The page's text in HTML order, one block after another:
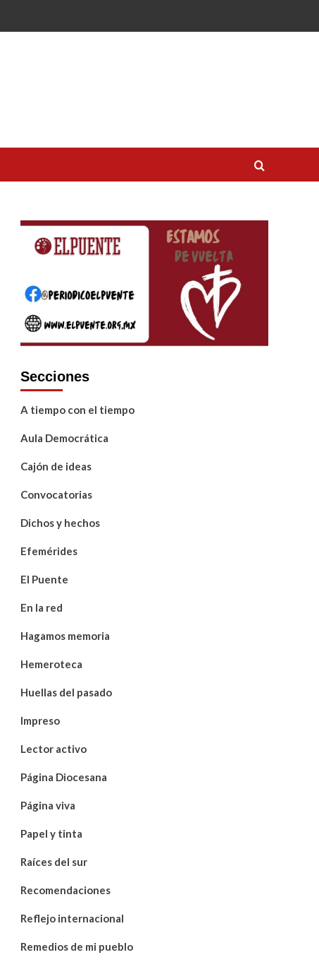
Secciones
A tiempo con el tiempo
Aula Democrática
Cajón de ideas
Convocatorias
Dichos y hechos
Efemérides
El Puente
En la red
Hagamos memoria
Hemeroteca
Huellas del pasado
Impreso
Lector activo
Página Diocesana
Página viva
Papel y tinta
Raíces del sur
Recomendaciones
Reflejo internacional
Remedios de mi pueblo